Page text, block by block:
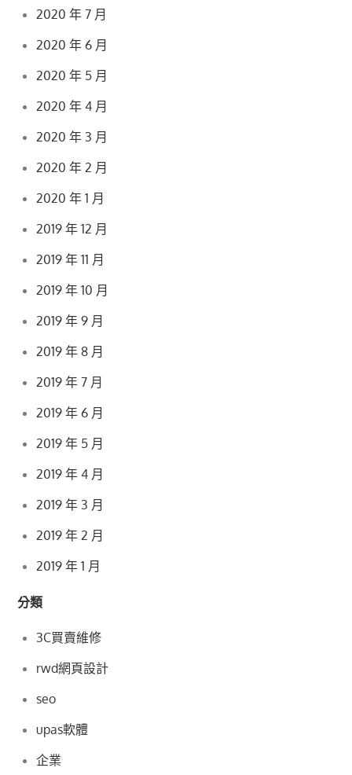
2020 年 7 月
2020 年 6 月
2020 年 5 月
2020 年 4 月
2020 年 3 月
2020 年 2 月
2020 年 1 月
2019 年 12 月
2019 年 11 月
2019 年 10 月
2019 年 9 月
2019 年 8 月
2019 年 7 月
2019 年 6 月
2019 年 5 月
2019 年 4 月
2019 年 3 月
2019 年 2 月
2019 年 1 月
分類
3C買賣維修
rwd網頁設計
seo
upas軟體
企業